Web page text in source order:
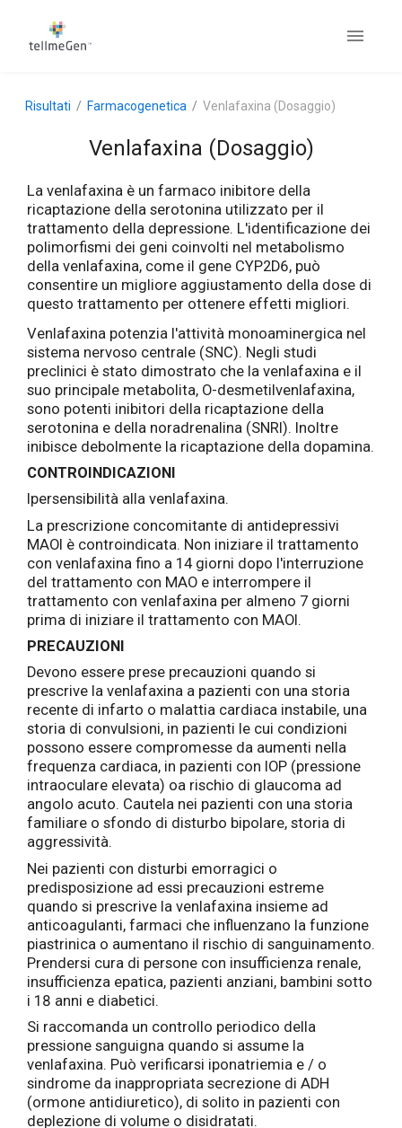
Risultati Farmacogenetica Venlafaxina (Dosaggio)
Venlafaxina (Dosaggio)
La venlafaxina è un farmaco inibitore della
ricaptazione della serotonina utilizzato per il
trattamento della depressione. L'identificazione dei
polimorfismi dei geni coinvolti nel metabolismo
della venlafaxina, come il gene CYP2D6, può
consentire un migliore aggiustamento della dose di
questo trattamento per ottenere effetti migliori.
Venlafaxina potenzia l'attività monoaminergica nel
sistema nervoso centrale (SNC). Negli studi
preclinici è stato dimostrato che la venlafaxina e il
suo principale metabolita, O-desmetilvenlafaxina,
sono potenti inibitori della ricaptazione della
serotonina e della noradrenalina (SNRI). Inoltre
inibisce debolmente la ricaptazione della dopamina.
CONTROINDICAZIONI
Ipersensibilità alla venlafaxina.
La prescrizione concomitante di antidepressivi
MAOI è controindicata. Non iniziare il trattamento
con venlafaxina fino a 14 giorni dopo l'interruzione
del trattamento con MAO e interrompere il
trattamento con venlafaxina per almeno 7 giorni
prima di iniziare il trattamento con MAOI.
PRECAUZIONI
Devono essere prese precauzioni quando si
prescrive la venlafaxina a pazienti con una storia
recente di infarto o malattia cardiaca instabile, una
storia di convulsioni, in pazienti le cui condizioni
possono essere compromesse da aumenti nella
frequenza cardiaca, in pazienti con IOP (pressione
intraoculare elevata) oa rischio di glaucoma ad
angolo acuto. Cautela nei pazienti con una storia
familiare o sfondo di disturbo bipolare, storia di
aggressività.
Nei pazienti con disturbi emorragici o
predisposizione ad essi precauzioni estreme
quando si prescrive la venlafaxina insieme ad
anticoagulanti, farmaci che influenzano la funzione
piastrinica o aumentano il rischio di sanguinamento.
Prendersi cura di persone con insufficienza renale,
insufficienza epatica, pazienti anziani, bambini sotto
i 18 anni e diabetici.
Si raccomanda un controllo periodico della
pressione sanguigna quando si assume la
venlafaxina. Può verificarsi iponatriemia e / o
sindrome da inappropriata secrezione di ADH
(ormone antidiuretico), di solito in pazienti con
deplezione di volume o disidratati.